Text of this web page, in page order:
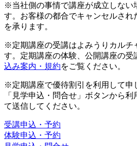
※当社側の事情で講座が成立しない
す。お客様の都合でキャンセルされ
を承ります。
※定期講座の受講はよみうりカルチ
す。定期講座の体験、公開講座の受
込み案内・規約をご覧ください。
※定期講座で優待割引を利用して申
「見学申込・問合せ」ボタンから
て送信してください。
受講申込・予約
体験申込・予約